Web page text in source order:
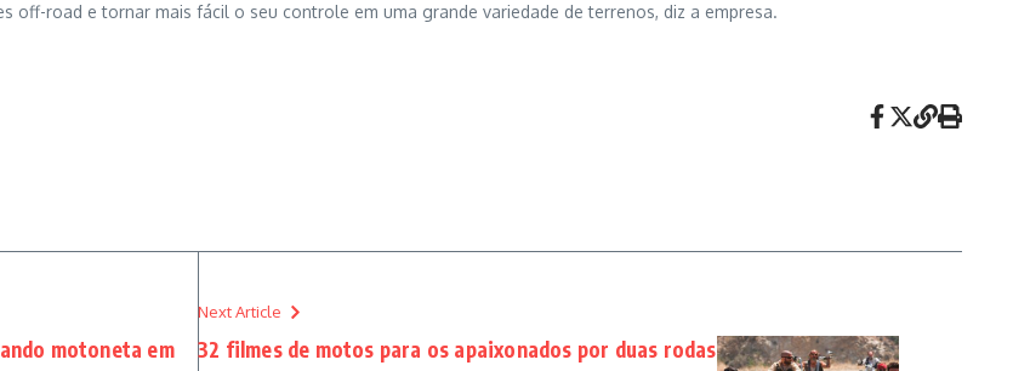
off-road e tornar mais fácil o seu controle em uma grande variedade de terrenos, diz a empresa.
motoneta em
Next Article
32 filmes de motos para os apaixonados por duas rodas